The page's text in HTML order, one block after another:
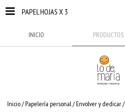
PAPEL HOJAS X 3
INICIO PRODUCTOS
Inicio/Papelería personal/Envolver y dedicar/